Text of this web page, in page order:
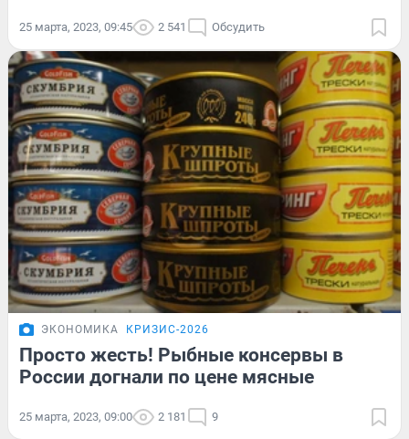
25 марта, 2023, 09:45 2 541 Обсудить
ЭКОНОМИКА КРИЗИС-2026
Просто жесть! Рыбные консервы в
России догнали по цене мясные
25 марта, 2023, 09:00 2 181 9